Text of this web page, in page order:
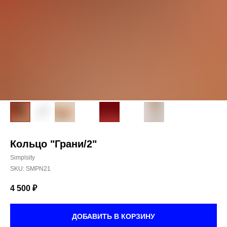
Кольцо "Грани/2"
Simplsity
SKU: SMPN21
4 500 ₽
ДОБАВИТЬ В КОРЗИНУ